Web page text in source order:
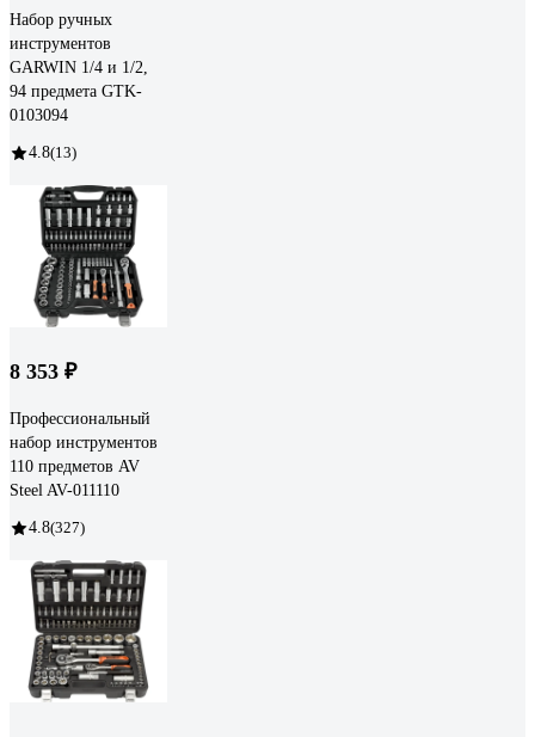
Набор ручных
инструментов
GARWIN 1/4 и 1/2,
94 предмета GTK-
0103094
4.8(13)
8 353 ₽
Профессиональный
набор инструментов
110 предметов AV
Steel AV-011110
4.8(327)